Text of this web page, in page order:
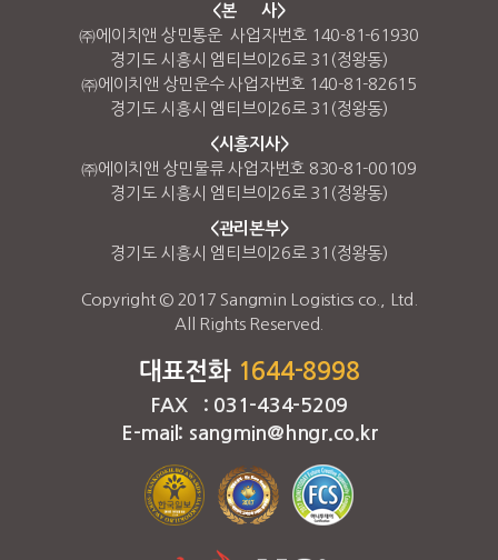
<본 사>
㈜에이치앤 상민통운 사업자번호 140-81-61930
경기도 시흥시 엠티브이26로 31(정왕동)
㈜에이치앤 상민운수 사업자번호 140-81-82615
경기도 시흥시 엠티브이26로 31(정왕동)
<시흥지사>
㈜에이치앤 상민물류 사업자번호 830-81-00109
경기도 시흥시 엠티브이26로 31(정왕동)
<관리본부>
경기도 시흥시 엠티브이26로 31(정왕동)
Copyright © 2017 Sangmin Logistics co., Ltd.
All Rights Reserved.
대표전화 1644-8998
FAX : 031-434-5209
E-mail: sangmin@hngr.co.kr